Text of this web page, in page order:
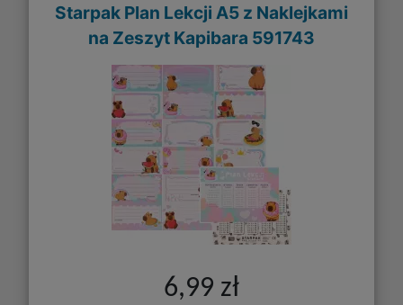
Starpak Plan Lekcji A5 z Naklejkami
na Zeszyt Kapibara 591743
6,99 zł